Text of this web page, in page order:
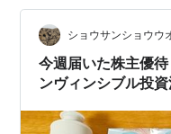
ショウサンショウウ
今週届いた株主優
ンヴィンシブル投